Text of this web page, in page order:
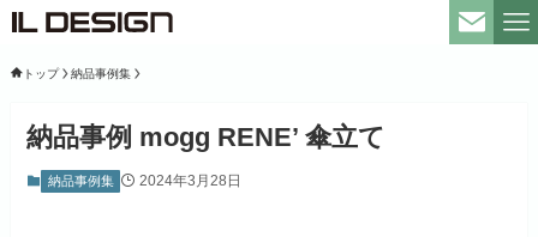
トップ 納品事例集
納品事例 mogg RENE’ 傘立て
納品事例集 2024年3月28日